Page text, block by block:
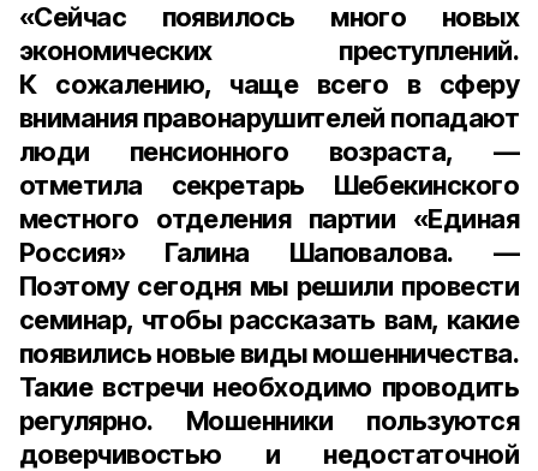
«Сейчас появилось много новых
экономических преступлений.
К сожалению, чаще всего в сферу
внимания правонарушителей попадают
люди пенсионного возраста, —
отметила секретарь Шебекинского
местного отделения партии «Единая
Россия» Галина Шаповалова. —
Поэтому сегодня мы решили провести
семинар, чтобы рассказать вам, какие
появились новые виды мошенничества.
Такие встречи необходимо проводить
регулярно. Мошенники пользуются
доверчивостью и недостаточной